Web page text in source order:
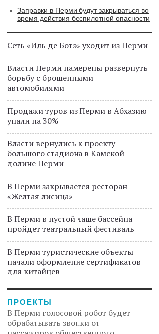
Заправки в Перми будут закрываться во
время действия беспилотной опасности
Сеть «Иль де Ботэ» уходит из Перми
Власти Перми намерены развернуть
борьбу с брошенными
автомобилями
Продажи туров из Перми в Абхазию
упали на 30%
Власти вернулись к проекту
большого стадиона в Камской
долине Перми
В Перми закрывается ресторан
«Желтая лисица»
В Перми в пустой чаше бассейна
пройдет театральный фестиваль
В Перми туристические объекты
начали оформление сертификатов
для китайцев
ПРОЕКТЫ
В Перми голосовой робот будет
обрабатывать звонки от